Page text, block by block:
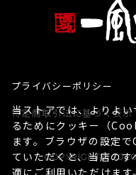
プライバシーポリシー
特定商取引法に基づく表示
COPYRIGHT© 2020
当ストアでは、よりよ
るためにクッキー（
ます。ブラウザの設定
ていただくと、当店の